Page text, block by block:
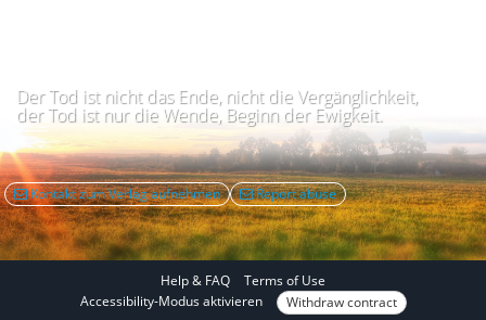
Der Tod ist nicht das Ende, nicht die Vergänglichkeit,
der Tod ist nur die Wende, Beginn der Ewigkeit.
Kontakt zum Verlag aufnehmen Report abuse
Help & FAQ
Terms of Use
IAccessibility-Modus aktivieren Withdraw contract